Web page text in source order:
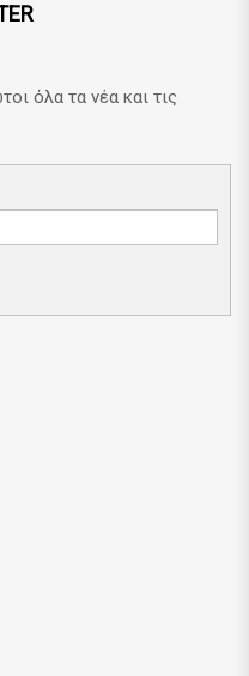
όλα τα νέα και τις